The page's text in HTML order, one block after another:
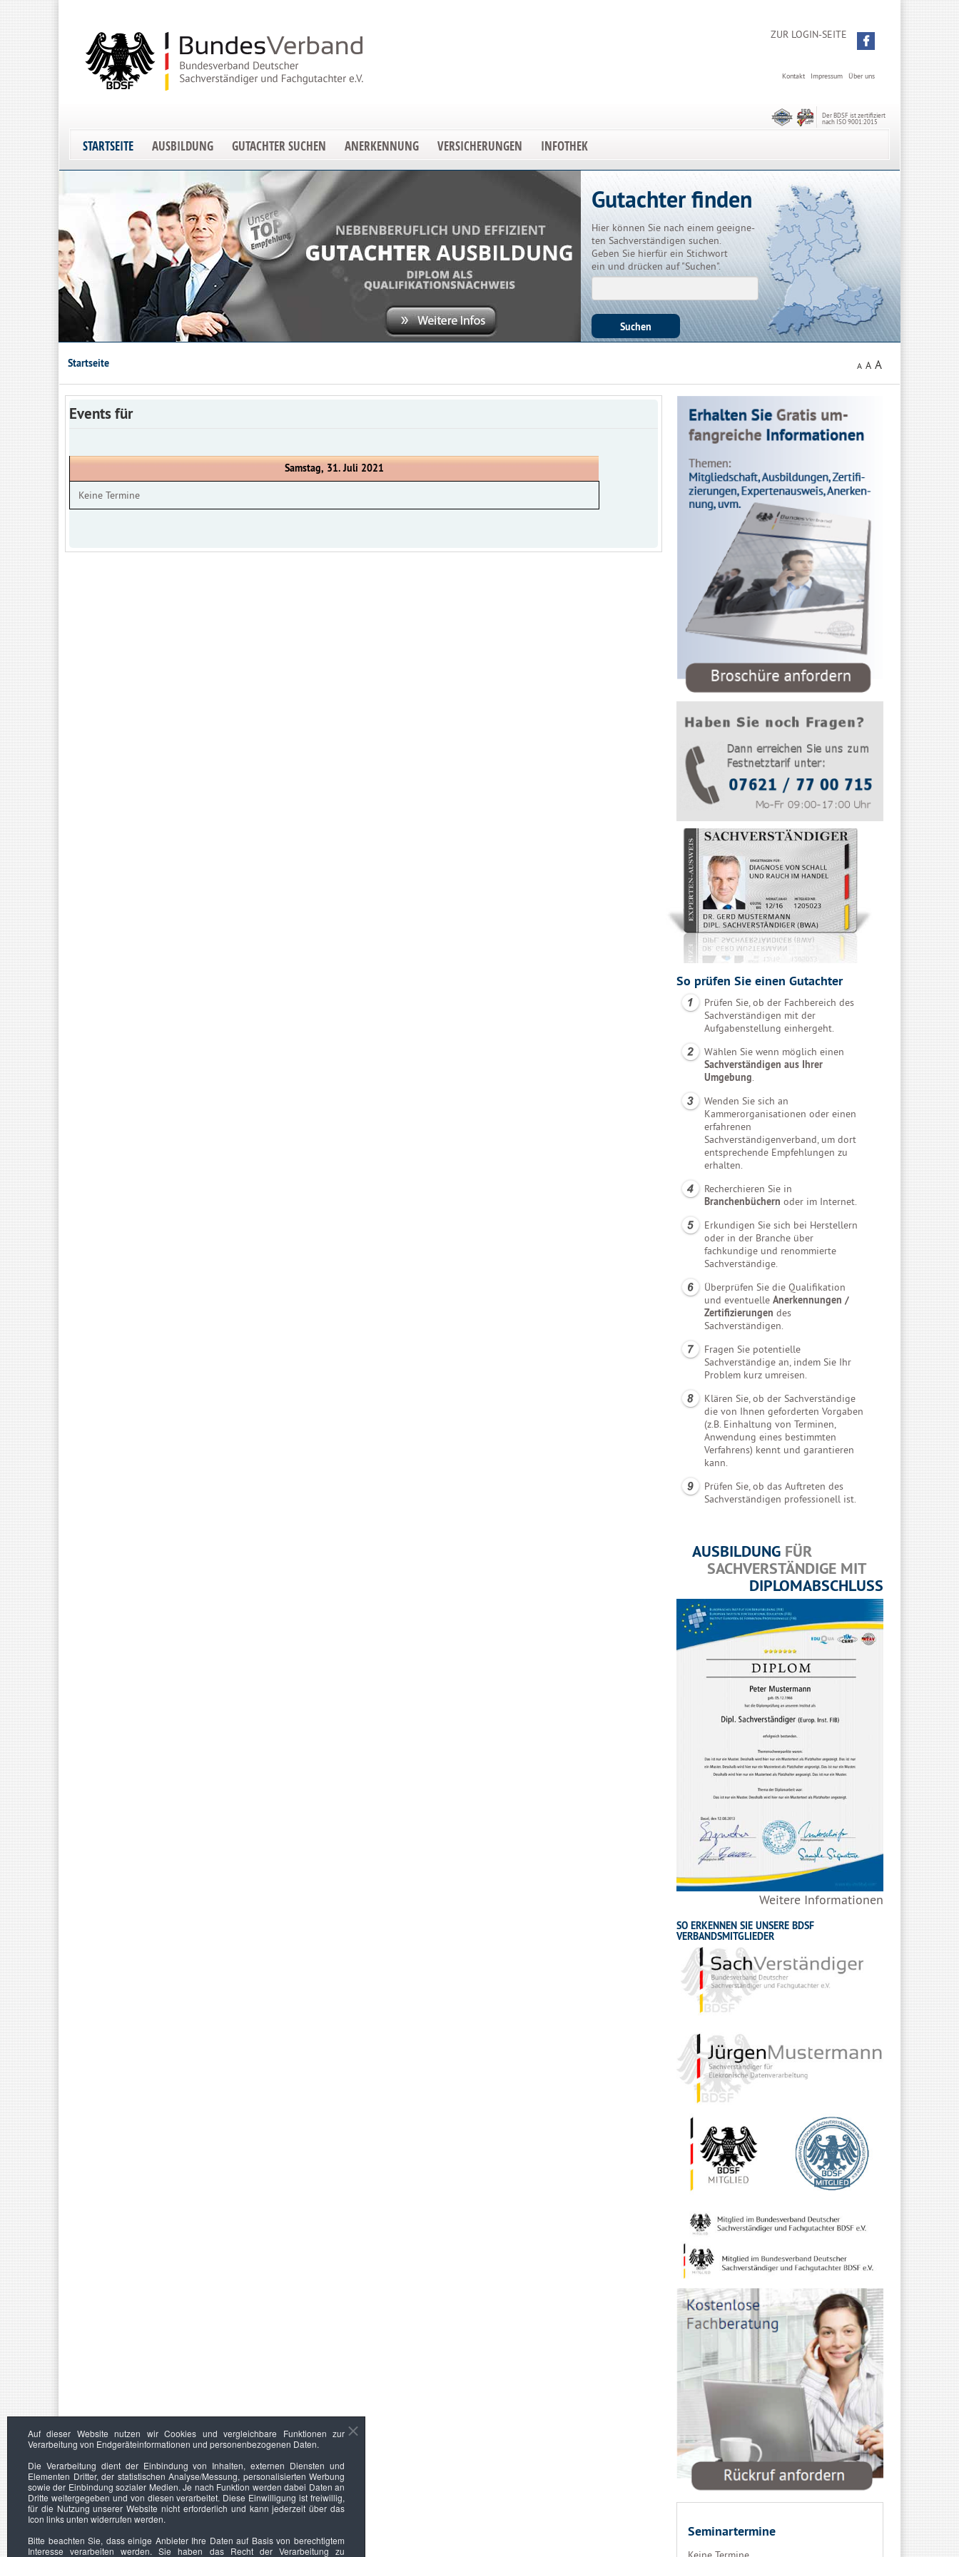
ZUR LOGIN-SEITE
Über uns
Impressum
Kontakt
Der BDSF ist zertifiziert
nach ISO 9001:2015
STARTSEITE AUSBILDUNG GUTACHTER SUCHEN ANERKENNUNG VERSICHERUNGEN INFOTHEK
Gutachter finden
Hier können Sie nach einem geeigne-
ten Sachverständigen suchen.
Geben Sie hierfür ein Stichwort
ein und drücken auf "Suchen".
Startseite A A A
Events für
Samstag, 31. Juli 2021
Keine Termine
So prüfen Sie einen Gutachter
Prüfen Sie, ob der Fachbereich des
Sachverständigen mit der
Aufgabenstellung einhergeht.
Wählen Sie wenn möglich einen
Sachverständigen aus Ihrer
Umgebung.
Wenden Sie sich an
Kammerorganisationen oder einen
erfahrenen
Sachverständigenverband, um dort
entsprechende Empfehlungen zu
erhalten.
Recherchieren Sie in
Branchenbüchern oder im Internet.
Erkundigen Sie sich bei Herstellern
oder in der Branche über
fachkundige und renommierte
Sachverständige.
Überprüfen Sie die Qualifikation
und eventuelle Anerkennungen /
Zertifizierungen des
Sachverständigen.
Fragen Sie potentielle
Sachverständige an, indem Sie Ihr
Problem kurz umreisen.
Klären Sie, ob der Sachverständige
die von Ihnen geforderten Vorgaben
(z.B. Einhaltung von Terminen,
Anwendung eines bestimmten
Verfahrens) kennt und garantieren
kann.
Prüfen Sie, ob das Auftreten des
Sachverständigen professionell ist.
AUSBILDUNG FÜR
SACHVERSTÄNDIGE MIT
DIPLOMABSCHLUSS
Weitere Informationen
SO ERKENNEN SIE UNSERE BDSF
VERBANDSMITGLIEDER
Seminartermine
Auf dieser Website nutzen wir Cookies und vergleichbare Funktionen zur
Verarbeitung von Endgeräteinformationen und personenbezogenen Daten.
Die Verarbeitung dient der Einbindung von Inhalten, externen Diensten und
Elementen Dritter, der statistischen Analyse/Messung, personalisierten Werbung
sowie der Einbindung sozialer Medien. Je nach Funktion werden dabei Daten an
Dritte weitergegeben und von diesen verarbeitet. Diese Einwilligung ist freiwillig,
für die Nutzung unserer Website nicht erforderlich und kann jederzeit über das
Icon links unten widerrufen werden.
Bitte beachten Sie, dass einige Anbieter Ihre Daten auf Basis von berechtigtem
Interesse verarbeiten werden. Sie haben das Recht der Verarbeitung zu